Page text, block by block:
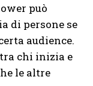
può
di persone se
audience.
chi inizia e
le altre